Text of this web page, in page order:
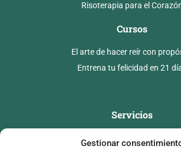
Gestionar
Risoterapia para el
Cursos
El arte de hacer reír con
Entrena tu felicidad en 21
Servicios
Conferencias